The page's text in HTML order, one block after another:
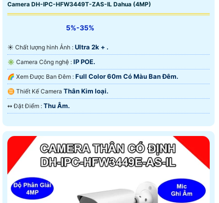
Camera DH-IPC-HFW3449T-ZAS-IL Dahua (4MP)
5%-35%
☀️ Chất lượng hình Ảnh : Ultra 2k + .
✳️ Camera Công nghệ : IP POE.
🌈 Xem Được Ban Đêm : Full Color 60m Có Màu Ban Ðêm.
♊ Thiết Kế Camera Thân Kim loại.
️↭ Đặt Điểm : Thu Âm.